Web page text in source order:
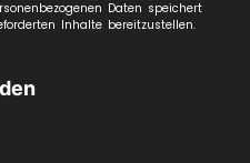
Daten speichert
Inhalte bereitzustellen.